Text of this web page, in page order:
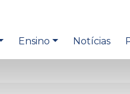
Ensino Notícias